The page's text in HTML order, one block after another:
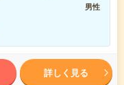
男性
詳しく見る